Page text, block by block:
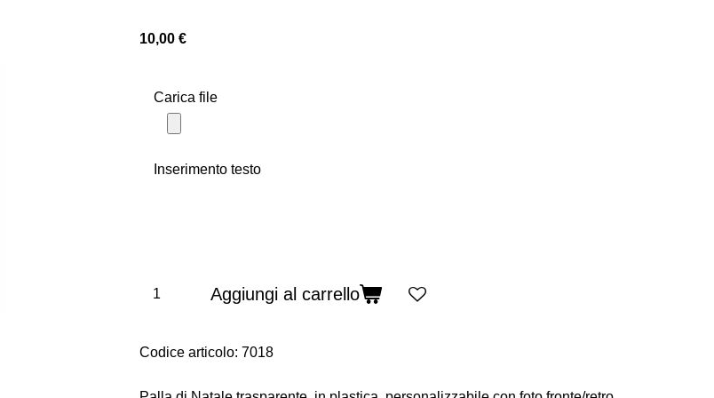
10,00 €
Carica file
Inserimento testo
Aggiungi al carrello
Codice articolo: 7018